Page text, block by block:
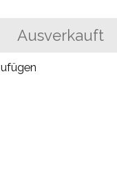
Ausverkauft